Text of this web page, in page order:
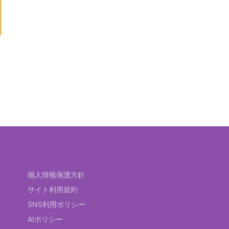
個人情報保護方針
サイト利用規約
SNS利用ポリシー
AIポリシー